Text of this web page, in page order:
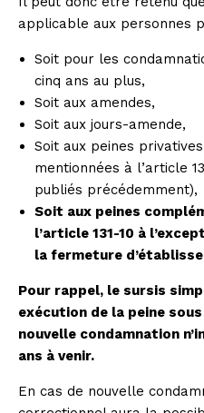
applicable aux personnes
Soit pour les
cinq ans au plus,
Soit aux amendes,
Soit aux jours-amende,
Soit aux peines
mentionnées à l’article
publiés précédemment),
Soit aux peines
l’article 131-10 à
la fermeture
Pour rappel, le sursis
exécution de la peine sous
nouvelle condamnation
ans à venir.
En cas de nouvelle